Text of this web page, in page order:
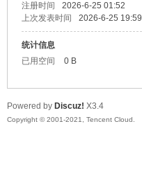
窝
注册时间
2026-6-25 01:52
上次发表时间
2026-6-25 19:59
统计信息
已用空间
0 B
Powered by Discuz! X3.4
Copyright © 2001-2021, Tencent Cloud.